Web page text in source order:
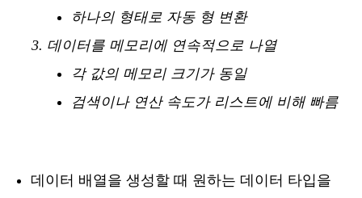
하나의 형태로 자동 형 변환
데이터를 메모리에 연속적으로 나열
각 값의 메모리 크기가 동일
검색이나 연산 속도가 리스트에 비해 빠름
데이터 배열을 생성할 때 원하는 데이터 타입을